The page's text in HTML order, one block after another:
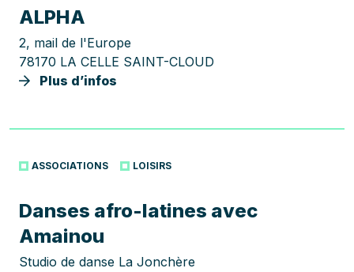
ALPHA
2, mail de l'Europe
78170 LA CELLE SAINT-CLOUD
Plus d’infos
ASSOCIATIONS LOISIRS
Danses afro-latines avec
Amainou
Studio de danse La Jonchère